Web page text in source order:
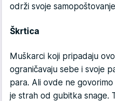
održi svoje
Škrtica
Muškarci koji pripadaju
ograničavaju sebe i svoje
para. Ali ovde ne
je strah od gubitka snage.